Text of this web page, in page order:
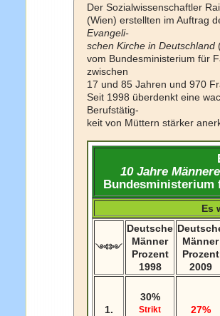
Der Sozialwissenschaftler
(Wien) erstellten im Auftrag
Evangeli-
schen Kirche in Deutschland
vom Bundesministerium für
zwischen
17 und 85 Jahren und 970
Seit 1998 überdenkt eine
Berufstätig-
keit von Müttern stärker
10 Jahre
Bundesministerium
Es
༺༻
Deutsche
Männer
Prozent
1998
Männer
Prozent
2009
1.
30%
Strikt
27%